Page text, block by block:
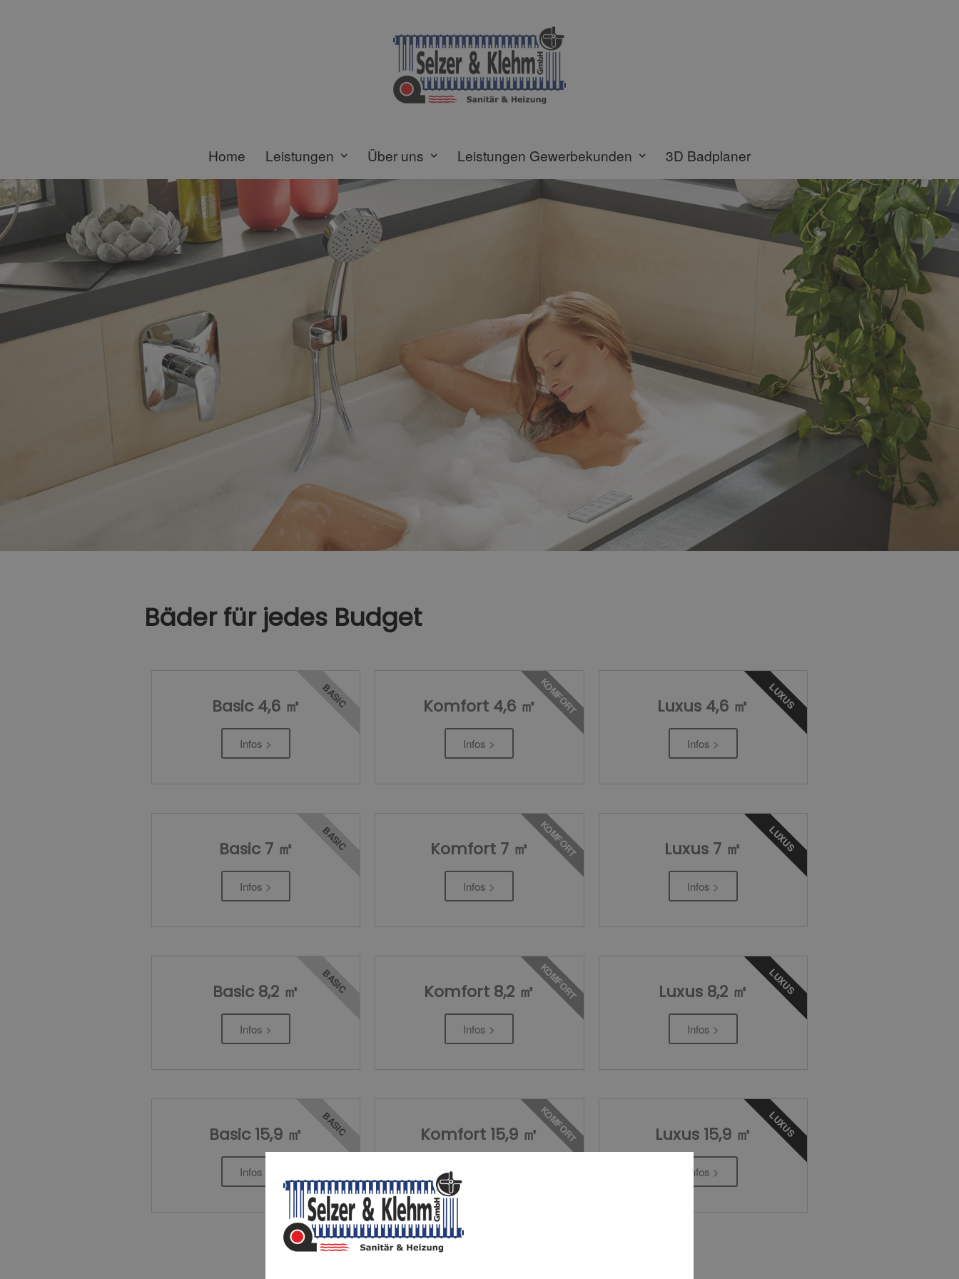
Home Leistungen Über uns Leistungen Gewerbekunden 3D Badplaner
Bäder für jedes Budget
Basic 4,6 ㎡
Infos >
BASIC Komfort 4,6 ㎡
Infos >
KOMFORT Luxus 4,6 ㎡
Infos >
LUXUS
Basic 7 ㎡
Infos >
BASIC Komfort 7 ㎡
Infos >
KOMFORT Luxus 7 ㎡
Infos >
LUXUS
Basic 8,2 ㎡
Infos >
BASIC Komfort 8,2 ㎡
Infos >
KOMFORT Luxus 8,2 ㎡
Infos >
LUXUS
Basic 15,9 ㎡
Infos >
BASIC Komfort 15,9 ㎡KOMFORT Luxus 15,9 ㎡
Infos >
LUXUS